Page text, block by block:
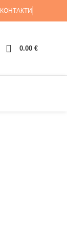
КОНТАКТИ
0.00 €